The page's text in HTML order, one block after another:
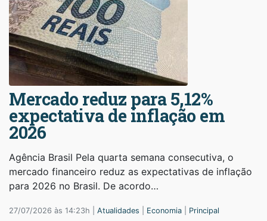
Mercado reduz para 5,12%
expectativa de inflação em
2026
Agência Brasil Pela quarta semana consecutiva, o
mercado financeiro reduz as expectativas de inflação
para 2026 no Brasil. De acordo…
27/07/2026 às 14:23h | Atualidades Economia Principal